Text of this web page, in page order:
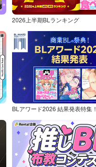
2026上半期BLランキング
BLアワード2026 結果発表特集！